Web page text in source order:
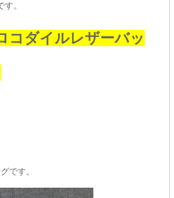
。
コダイルレザーバッ
です。